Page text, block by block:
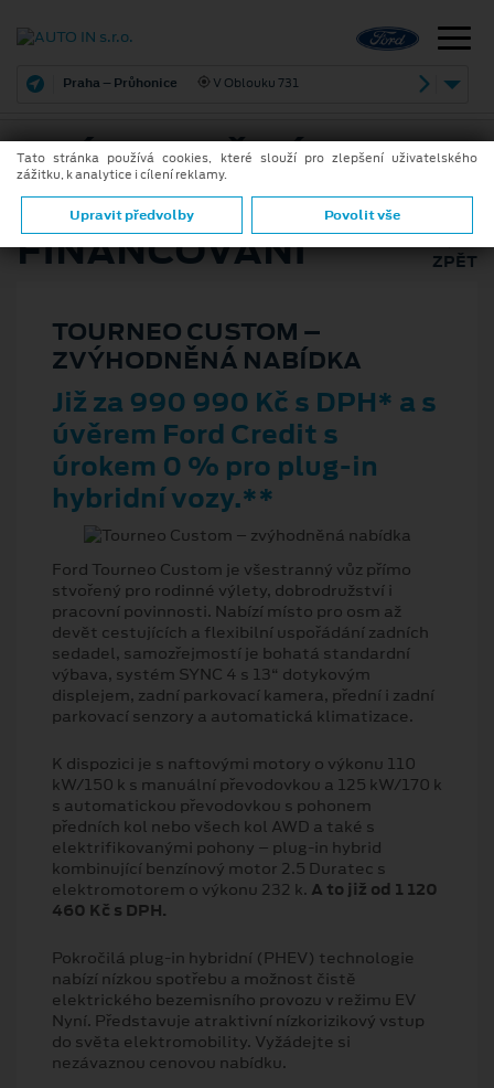
Praha – Průhonice V Oblouku 731
ZVÝHODNĚNÁ
NABÍDKA A
FINANCOVÁNÍ
ZPĚT
TOURNEO CUSTOM –
ZVÝHODNĚNÁ NABÍDKA
Již za 990 990 Kč s DPH* a s
úvěrem Ford Credit s
úrokem 0 % pro plug-in
hybridní vozy.**
Ford Tourneo Custom je všestranný vůz přímo
stvořený pro rodinné výlety, dobrodružství i
pracovní povinnosti. Nabízí místo pro osm až
devět cestujících a flexibilní uspořádání zadních
sedadel, samozřejmostí je bohatá standardní
výbava, systém SYNC 4 s 13“ dotykovým
displejem, zadní parkovací kamera, přední i zadní
parkovací senzory a automatická klimatizace.
K dispozici je s naftovými motory o výkonu 110
kW/150 k s manuální převodovkou a 125 kW/170 k
s automatickou převodovkou s pohonem
předních kol nebo všech kol AWD a také s
elektrifikovanými pohony – plug-in hybrid
kombinující benzínový motor 2.5 Duratec s
elektromotorem o výkonu 232 k. A to již od 1 120
460 Kč s DPH.
Pokročilá plug-in hybridní (PHEV) technologie
nabízí nízkou spotřebu a možnost čistě
elektrického bezemisního provozu v režimu EV
Nyní. Představuje atraktivní nízkorizikový vstup
do světa elektromobility. Vyžádejte si
nezávaznou cenovou nabídku.
Tato stránka používá cookies, které slouží pro zlepšení uživatelského
zážitku, k analytice i cílení reklamy.
Upravit předvolby Povolit vše